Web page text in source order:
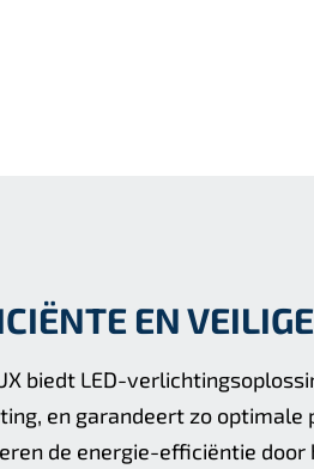
EN
biedt LED-
en garandeert zo optimale
de energie-efficiëntie